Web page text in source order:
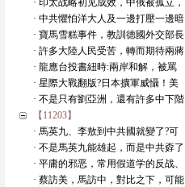
· 印太战略初见成效，中俄被孤立，
· 中共懼怕洋大人及一邊打壓一邊暗
· 寶馬雪糕事件，教訓德國外交部長
· 許多大陸人民受苦，轉而期待兩蔣
· 龍應台投書紐時:兩岸和解，被罵
· 星際大戰翻版?日本擴軍威懾！美
· 不是只有劉亞洲，還有許多中下階
【11203】
· 馬英九、李敖到中共國就變了?可
· 不是馬英九能雄起，而是中共孬了
· 平庸的邪恶，常用假道学的反战、
· 蔡訪美，馬訪中，對比之下，可能